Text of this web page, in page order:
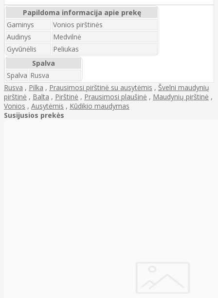
Papildoma informacija apie prekę
Gaminys
Vonios pirštinės
Audinys
Medvilnė
Gyvūnėlis
Peliukas
Spalva
Spalva Rusva
Rusva , Pilka , Prausimosi pirštinė su ausytėmis , Švelni maudynių
pirštinė , Balta , Pirštinė , Prausimosi plaušinė , Maudynių pirštinė ,
Vonios , Ausytėmis , Kūdikio maudymas
Susijusios prekės